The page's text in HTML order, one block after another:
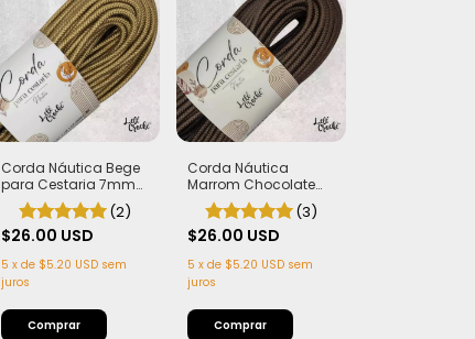
Corda Náutica Bege
para Cestaria 7mm
com Alma - Firme,
Leve e Estruturada |
50 metros
(2)
$26.00 USD
5 x de $5.20 USD sem
juros
Corda Náutica
Marrom Chocolate
para Cestaria 7mm
com Alma - Firme,
Leve e Estruturada |
(3)
$26.00 USD
5 x de $5.20 USD sem
juros